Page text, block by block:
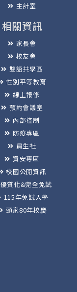
主計室
相關資訊
家長會
校友會
雙語共學區
性別平等教育
線上報修
預約會議室
內部控制
防疫專區
員生社
資安專區
校園公開資訊
優質化&完全免試
115年免試入學
頭家80年校慶